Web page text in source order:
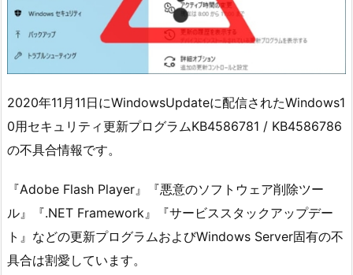
2020年11月11日にWindowsUpdateに配信されたWindows1
0用セキュリティ更新プログラムKB4586781 / KB4586786
の不具合情報です。
『Adobe Flash Player』『悪意のソフトウェア削除ツー
ル』『.NET Framework』『サービススタックアップデー
ト』などの更新プログラムおよびWindows Server固有の不
具合は割愛しています。